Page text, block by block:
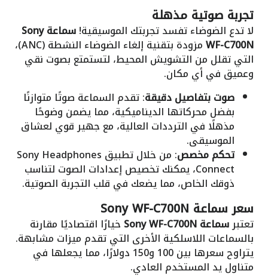
تجربة صوتية مذهلة
لا تدع الضوضاء تفسد تجربتك الموسيقية! سماعة Sony
WF-C700N مزودة بتقنية إلغاء الضوضاء النشطة (ANC)،
التي تقلل من التشويش المحيط، لتستمتع بصوت نقي
وعميق في أي مكان.
صوت بتفاصيل دقيقة: تقدم السماعة صوتًا متوازنًا
بفضل محركاتها الديناميكية، مما يضمن وضوحًا
مذهلًا في الترددات العالية، مع جهير قوي لعشاق
الموسيقى.
تحكم مخصص : من خلال تطبيق Sony Headphones
Connect، يمكنك تخصيص إعدادات الصوت لتناسب
ذوقك الخاص، مما يضعك في قلب التجربة الصوتية.
سعرسماعة Sony WF-C700N
تعتبرسماعة Sony WF-C700N خيارًا اقتصاديًا مقارنة
بالسماعات اللاسلكية الأخرى التي تقدم ميزات مشابهة.
يتراوح سعرها بين 100 و150 دولارًا، مما يجعلها في
متناول يد المستخدم العادي.